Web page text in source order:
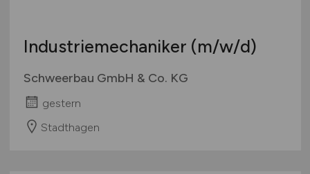
Industriemechaniker (m/w/d)
Schweerbau GmbH & Co. KG
gestern
Stadthagen